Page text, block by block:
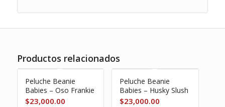
Productos relacionados
Peluche Beanie
Babies – Oso Frankie
$23,000.00
Peluche Beanie
Babies – Husky Slush
$23,000.00